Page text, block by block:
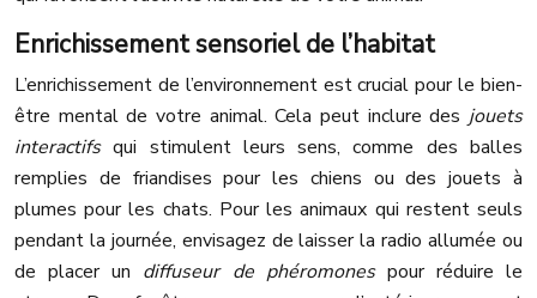
Enrichissement sensoriel de l’habitat
L’enrichissement de l’environnement est crucial pour le bien-
être mental de votre animal. Cela peut inclure des jouets
interactifsqui stimulent leurs sens, comme des balles
remplies de friandises pour les chiens ou des jouets à
plumes pour les chats. Pour les animaux qui restent seuls
pendant la journée, envisagez de laisser la radio allumée ou
de placer un diffuseur de phéromones pour réduire le